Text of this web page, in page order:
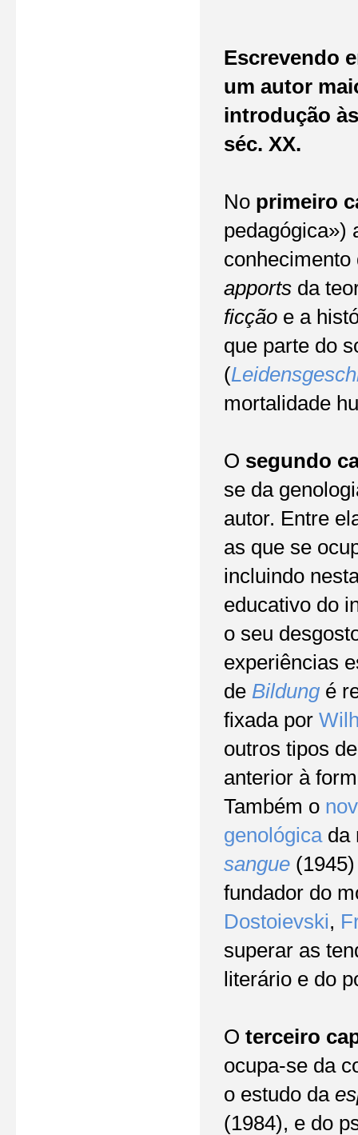
Escrevendo
um autor
introdução
séc. XX.
No primeiro
pedagógica»)
apports da
ficção e a
que parte do
(
mortalidade
O segundo
se da
autor. Entre
as que se
incluindo
educativo do
o seu
experiências
de Bildung é
fixada por
outros tipos
anterior à
Também o
genológicada
sangue
fundador do
Dostoievski,
superar as
literário e do
O terceiro
ocupa-se da
o estudo da
(1984), e do